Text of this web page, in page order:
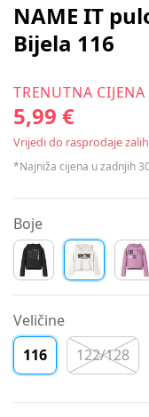
NAME IT
Bijela 116
TRENUTNA CIJENA
5,99 €
Vrijedi do rasprodaje
*Najniža cijena u zadnjih
Boje
Veličine
116
122/128